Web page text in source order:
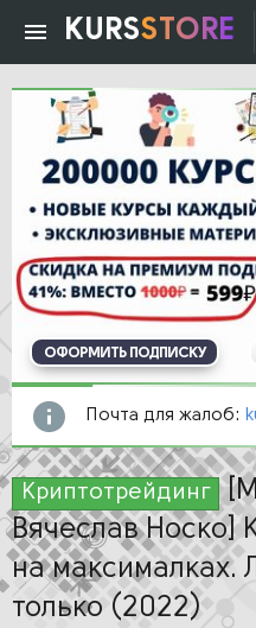
KURSSTORE
ОФОРМИТЬ ПОДПИСКУ
Почта для жалоб:
Криптотрейдинг
Вячеслав Носко]
на максималках.
только (2022)